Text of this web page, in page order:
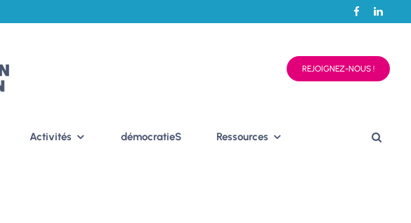
REJOIGNEZ-NOUS !
Activités démocratieS Ressources